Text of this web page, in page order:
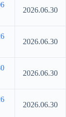
2026.06.30
2026.06.30
2026.06.30
2026.06.30